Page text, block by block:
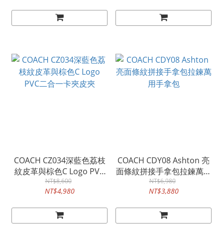
COACH CZ034深藍色荔枝
紋皮革與棕色C Logo PVC
二合一卡夾皮夾
NT$8,600
NT$4,980
COACH CDY08 Ashton 亮
面條紋拼接手拿包拉鍊萬用
手拿包
NT$6,980
NT$3,880